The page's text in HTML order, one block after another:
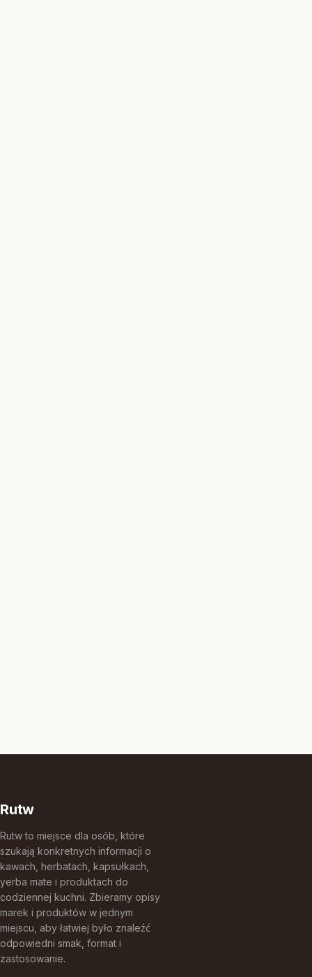
Rutw
Rutw to miejsce dla osób, które
szukają konkretnych informacji o
kawach, herbatach, kapsułkach,
yerba mate i produktach do
codziennej kuchni. Zbieramy opisy
marek i produktów w jednym
miejscu, aby łatwiej było znaleźć
odpowiedni smak, format i
zastosowanie.